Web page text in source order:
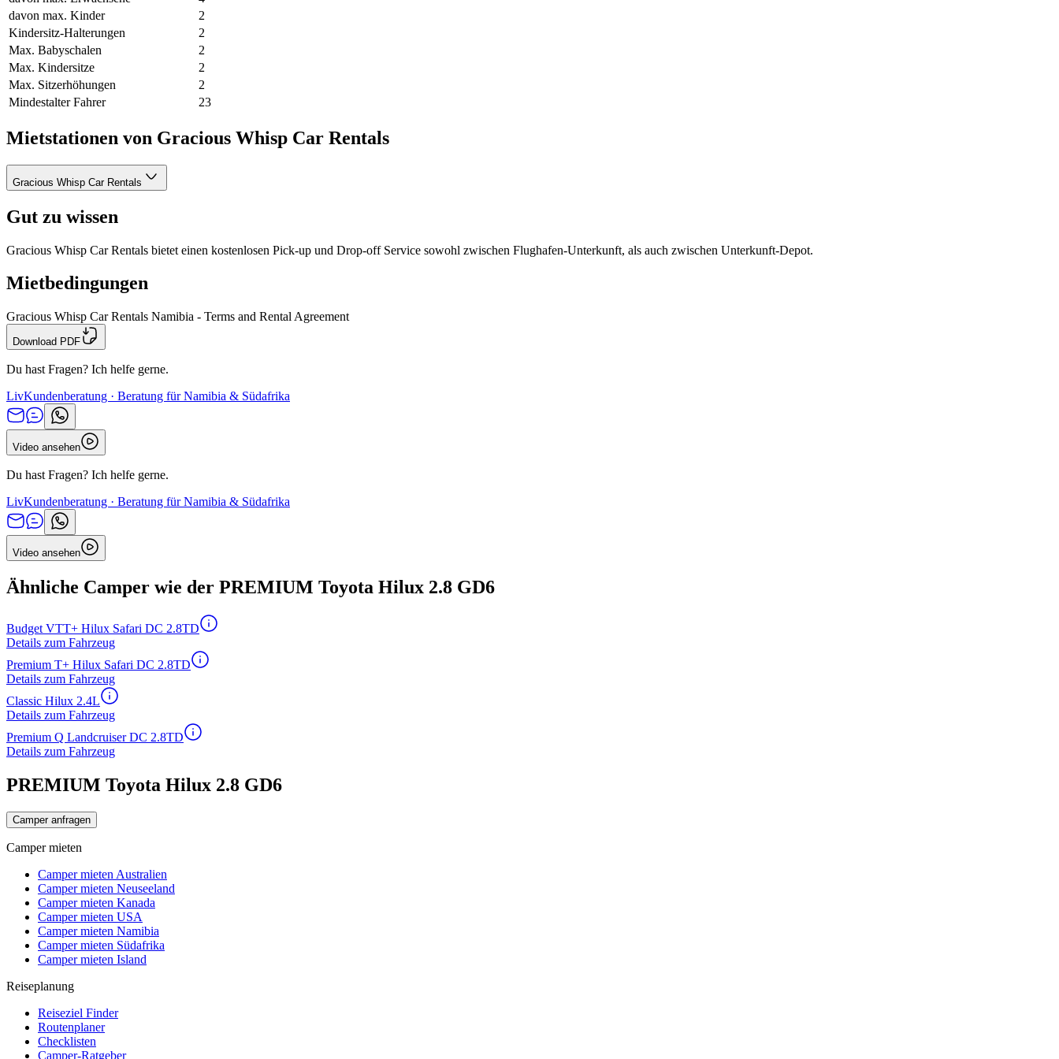
davon max. Kinder
2
Kindersitz-Halterungen
2
Max. Babyschalen
2
Max. Kindersitze
2
Max. Sitzerhöhungen
2
Mindestalter Fahrer
23
Mietstationen von Gracious Whisp Car Rentals
Gracious Whisp Car Rentals
Gut zu wissen
Gracious Whisp Car Rentals bietet einen kostenlosen Pick-up und Drop-off Service sowohl zwischen Flughafen-Unterkunft, als auch zwischen Unterkunft-Depot.
Mietbedingungen
Gracious Whisp Car Rentals Namibia - Terms and Rental Agreement
Download PDF
Du hast Fragen? Ich helfe gerne.
LivKundenberatung · Beratung für Namibia & Südafrika
Video ansehen
Du hast Fragen? Ich helfe gerne.
LivKundenberatung · Beratung für Namibia & Südafrika
Video ansehen
Ähnliche Camper wie der PREMIUM Toyota Hilux 2.8 GD6
Budget VTT+ Hilux Safari DC 2.8TD
Details zum Fahrzeug
Premium T+ Hilux Safari DC 2.8TD
Details zum Fahrzeug
Classic Hilux 2.4L
Details zum Fahrzeug
Premium Q Landcruiser DC 2.8TD
Details zum Fahrzeug
PREMIUM Toyota Hilux 2.8 GD6
Camper anfragen
Camper mieten
Camper mieten Australien
Camper mieten Neuseeland
Camper mieten Kanada
Camper mieten USA
Camper mieten Namibia
Camper mieten Südafrika
Camper mieten Island
Reiseplanung
Reiseziel Finder
Routenplaner
Checklisten
Camper-Ratgeber